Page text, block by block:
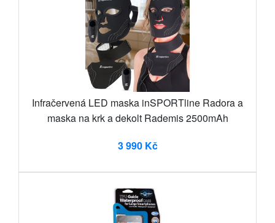
Infračervená LED maska inSPORTline Radora a
maska na krk a dekolt Rademis 2500mAh
3 990 Kč